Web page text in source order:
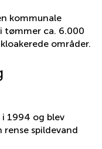
kommunale
tømmer ca. 6.000
områder.
1994 og blev
spildevand